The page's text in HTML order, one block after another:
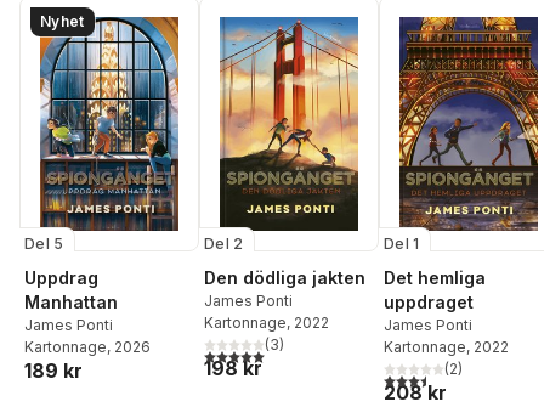
Nyhet
Del 5
Uppdrag
Manhattan
James Ponti
Kartonnage, 2026
189 kr
Del 2
Den dödliga jakten
James Ponti
Kartonnage, 2022
5,0utav 5 stjärnor. Totalt antal röster:
(3)
198 kr
Del 1
Det hemliga
uppdraget
James Ponti
Kartonnage, 2022
3,5utav 5 stjärnor.
(2)
208 kr